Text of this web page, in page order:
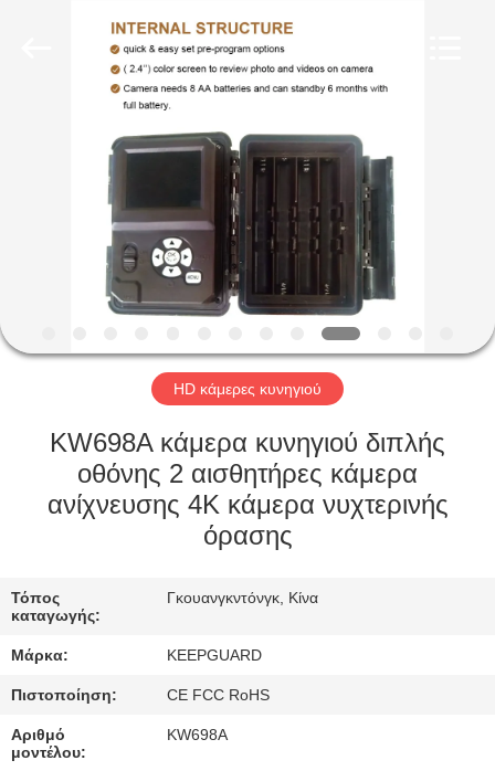
ΠΡΟΪΌΝΤΑ
ΒΊΝΤΕΟ
ΣΧΕΤΙΚΆ
ΜΕ
ΕΠΙΣΚΕΨΉ
ΕΡΓΟΣΤΑΣΊΟΥ
ΠΟΙΌΤΗΤΑΣ
ΕΠΙΚΟΙΝΩΝΉΣΤΕ
ΜΑΣ
HD κάμερες κυνηγιού
KW698A κάμερα κυνηγιού διπλής
οθόνης 2 αισθητήρες κάμερα
ανίχνευσης 4K κάμερα νυχτερινής
όρασης
Τόπος
καταγωγής:
Γκουανγκντόνγκ, Κίνα
Μάρκα: KEEPGUARD
Πιστοποίηση: CE FCC RoHS
Αριθμό
μοντέλου:
KW698A